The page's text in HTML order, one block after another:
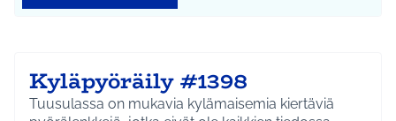
Kyläpyöräily #1398
Tuusulassa on mukavia kylämaisemia kiertäviä